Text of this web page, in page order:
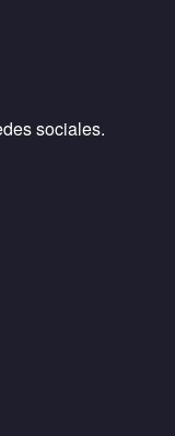
sociales.